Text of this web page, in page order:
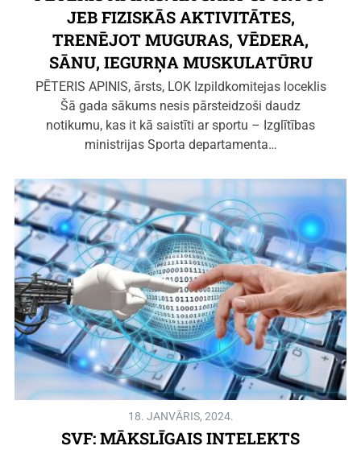
JEB FIZISKĀS AKTIVITĀTES,
TRENĒJOT MUGURAS, VĒDERA,
SĀNU, IEGURŅA MUSKULATŪRU
PĒTERIS APINIS, ārsts, LOK Izpildkomitejas loceklis
Šā gada sākums nesis pārsteidzoši daudz
notikumu, kas it kā saistīti ar sportu – Izglītības
ministrijas Sporta departamenta…
18. JANVĀRIS, 2024.
SVF: MĀKSLĪGAIS INTELEKTS